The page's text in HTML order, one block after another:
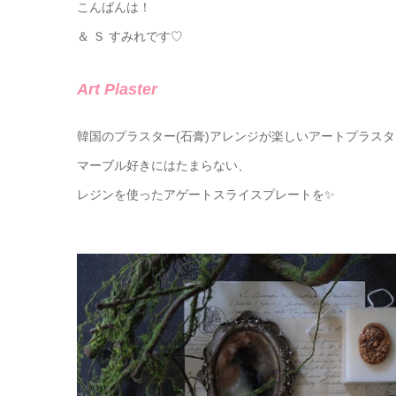
こんばんは！
＆ Ｓ すみれです♡
Art Plaster
韓国のプラスター(石膏)アレンジが楽しいアートプラス
マーブル好きにはたまらない、
レジンを使ったアゲートスライスプレートを✨